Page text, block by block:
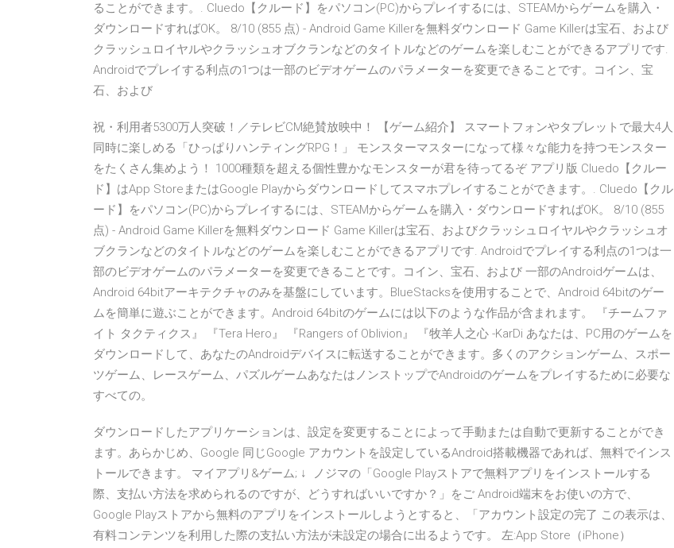
ることができます。. Cluedo【クルード】をパソコン(PC)からプレイするには、STEAMからゲームを購入・
ダウンロードすればOK。 8/10 (855 点) - Android Game Killerを無料ダウンロード Game Killerは宝石、および
クラッシュロイヤルやクラッシュオブクランなどのタイトルなどのゲームを楽しむことができるアプリです.
Androidでプレイする利点の1つは一部のビデオゲームのパラメーターを変更できることです。コイン、宝
石、および
祝・利用者5300万人突破！／テレビCM絶賛放映中！ 【ゲーム紹介】 スマートフォンやタブレットで最大4人
同時に楽しめる「ひっぱりハンティングRPG！」 モンスターマスターになって様々な能力を持つモンスター
をたくさん集めよう！ 1000種類を超える個性豊かなモンスターが君を待ってるぞ アプリ版 Cluedo【クルー
ド】はApp StoreまたはGoogle Playからダウンロードしてスマホプレイすることができます。. Cluedo【クル
ード】をパソコン(PC)からプレイするには、STEAMからゲームを購入・ダウンロードすればOK。 8/10 (855
点) - Android Game Killerを無料ダウンロード Game Killerは宝石、およびクラッシュロイヤルやクラッシュオ
ブクランなどのタイトルなどのゲームを楽しむことができるアプリです. Androidでプレイする利点の1つは一
部のビデオゲームのパラメーターを変更できることです。コイン、宝石、および 一部のAndroidゲームは、
Android 64bitアーキテクチャのみを基盤にしています。BlueStacksを使用することで、Android 64bitのゲー
ムを簡単に遊ぶことができます。Android 64bitのゲームには以下のような作品が含まれます。 『チームファ
イト タクティクス』 『Tera Hero』 『Rangers of Oblivion』 『牧羊人之心 -KarDi あなたは、PC用のゲームを
ダウンロードして、あなたのAndroidデバイスに転送することができます。多くのアクションゲーム、スポー
ツゲーム、レースゲーム、パズルゲームあなたはノンストップでAndroidのゲームをプレイするために必要な
すべての。
ダウンロードしたアプリケーションは、設定を変更することによって手動または自動で更新することができ
ます。あらかじめ、Google 同じGoogle アカウントを設定しているAndroid搭載機器であれば、無料でインス
トールできます。 マイアプリ&ゲーム; ↓ ノジマの「Google Playストアで無料アプリをインストールする
際、支払い方法を求められるのですが、どうすればいいですか？」をご Android端末をお使いの方で、
Google Playストアから無料のアプリをインストールしようとすると、「アカウント設定の完了 この表示は、
有料コンテンツを利用した際の支払い方法が未設定の場合に出るようです。 左:App Store（iPhone）